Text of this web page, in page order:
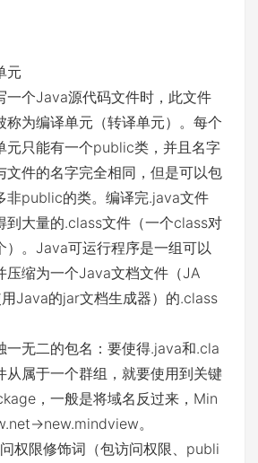
元
一个Java源代码文件时，此文件
称为编译单元（转译单元）。每个
元只能有一个public类，并且名字
文件的名字完全相同，但是可以包
非public的类。编译完.java文件
到大量的.class文件（一个class对
）。Java可运行程序是一组可以
压缩为一个Java文档文件（JA
用Java的jar文档生成器）的.class
一无二的包名：要使得.java和.cla
从属于一个群组，就要使用到关键
，一般是将域名反过来，Min
>new.mindview。
权限修饰词（包访问权限、publi